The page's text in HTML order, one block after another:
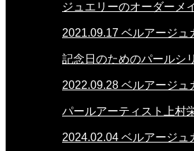
ジュエリーのオーダーメ
2021.09.17 ベルアージュ
記念日のためのパールシ
2022.09.28 ベルアージュ
パールアーティスト上村
2024.02.04 ベルアージュ